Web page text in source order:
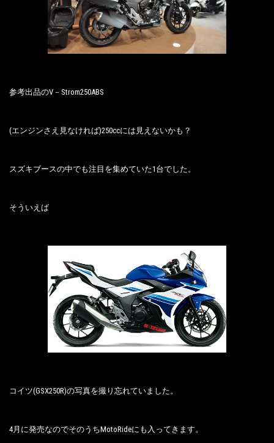
参考出品のV－Strom250ABS
(エンジンさえ見なければ)250ccには見えないかも？
スズキブースの中でも注目を集めていた1台でした。
そういえば
コイツ(GSX250R)の写真を撮り忘れていました。
4月に発売なのでそのうちMotoRideにも入ってきます。